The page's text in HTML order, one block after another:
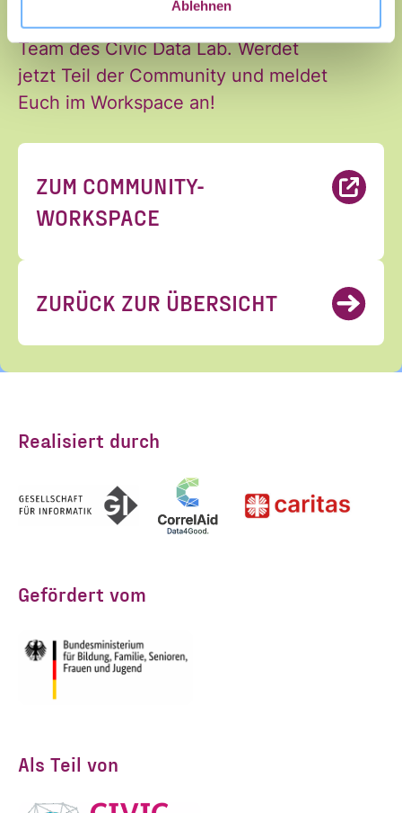
Ablehnen
stets unterstützt vom Community
Team des Civic Data Lab. Werdet
jetzt Teil der Community und meldet
Euch im Workspace an!
ZUM COMMUNITY-
WORKSPACE
ZURÜCK ZUR ÜBERSICHT
Realisiert durch
Gefördert vom
Als Teil von
Einwilligung
*
Ja, ich möchte den Newsletter
des Civic Data Lab per E-Mail
erhalten. Diese Einwilligung
kann ich jederzeit widerrufen.
der Daten in den
gelesen und stimme diesen zu.
*
ANMELDEN